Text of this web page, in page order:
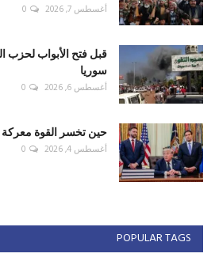
أغسطس 7, 2026 0
قبل فتح الأبواب لحزب
سوريا
أغسطس 6, 2026 0
حين تخسر القوة معركة
أغسطس 4, 2026 0
POPULAR TAGS